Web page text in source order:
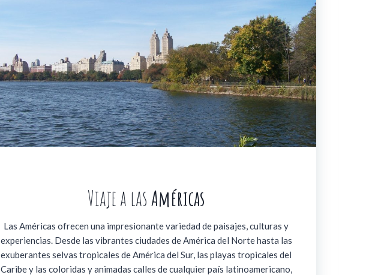
Viaje a lasAméricas
Las Américas ofrecen una impresionante variedad de paisajes, culturas y
experiencias. Desde las vibrantes ciudades de América del Norte hasta las
exuberantes selvas tropicales de América del Sur, las playas tropicales del
Caribe y las coloridas y animadas calles de cualquier país latinoamericano,